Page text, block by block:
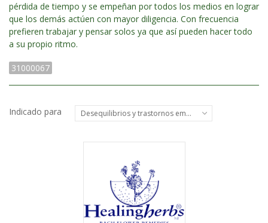
pérdida de tiempo y se empeñan por todos los medios en lograr
que los demás actúen con mayor diligencia. Con frecuencia
prefieren trabajar y pensar solos ya que así pueden hacer todo
a su propio ritmo.
31000067
Indicado para Desequilibrios y trastornos emocionales